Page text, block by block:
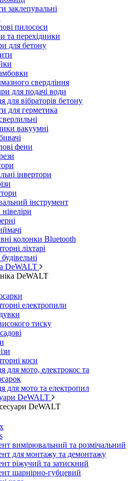
заклепувальні
пилососи
та перехідники
для бетону
свердління
для подачі води
для вібраторів бетону
для герметика
вакуумні
фени
інвертори
інструмент
колонки Bluetooth
ліхтарі
DeWALT
DeWALT
електропили
тиску
коси
для мото, електрокос та
для мото та електропил
DeWALT
DeWALT
вимірювальний та розмічальний
для монтажу та демонтажу
ріжучий та затискний
шарнірно-губцевий